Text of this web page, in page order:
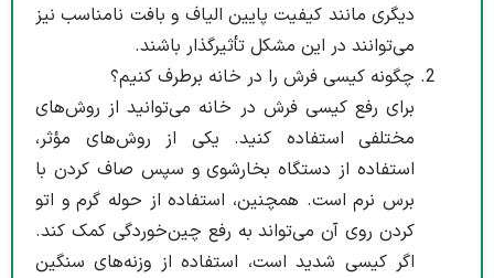
دیگری مانند کیفیت پایین الیاف و بافت نامناسب نیز
می‌توانند در این مشکل تأثیرگذار باشند.
چگونه کیسی فرش را در خانه برطرف کنیم؟
برای رفع کیسی فرش در خانه می‌توانید از روش‌های
مختلفی استفاده کنید. یکی از روش‌های مؤثر،
استفاده از دستگاه بخارشوی و سپس صاف کردن با
برس نرم است. همچنین، استفاده از حوله گرم و اتو
کردن روی آن می‌تواند به رفع چین‌خوردگی کمک کند.
اگر کیسی شدید است، استفاده از وزنه‌های سنگین